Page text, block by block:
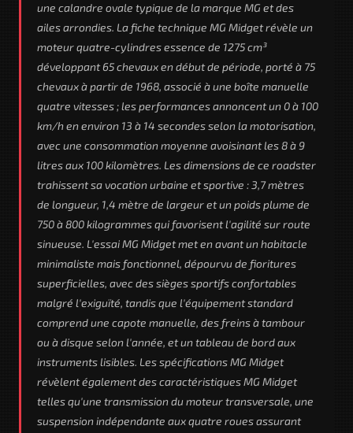
une calandre ovale typique de la marque MG et des
ailes arrondies. La fiche technique MG Midget révèle un
moteur quatre-cylindres essence de 1275 cm³
développant 65 chevaux en début de période, porté à 75
chevaux à partir de 1968, associé à une boîte manuelle
quatre vitesses ; les performances annoncent un 0 à 100
km/h en environ 13 à 14 secondes selon la motorisation,
avec une consommation moyenne avoisinant les 8 à 9
litres aux 100 kilomètres. Les dimensions de ce roadster
trahissent sa vocation urbaine et sportive : 3,7 mètres
de longueur, 1,4 mètre de largeur et un poids plume de
750 à 800 kilogrammes qui favorisent l'agilité sur route
sinueuse. L'essai MG Midget met en avant un habitacle
minimaliste mais fonctionnel, dépourvu de fioritures
superficielles, avec des sièges sportifs confortables
malgré l'exiguïté, tandis que l'équipement standard
comprend une capote manuelle, des freins à tambour
ou à disque selon l'année, et un tableau de bord aux
instruments lisibles. Les spécifications MG Midget
révèlent également des caractéristiques MG Midget
telles qu'une transmission du moteur transversale, une
suspension indépendante aux quatre roues assurant